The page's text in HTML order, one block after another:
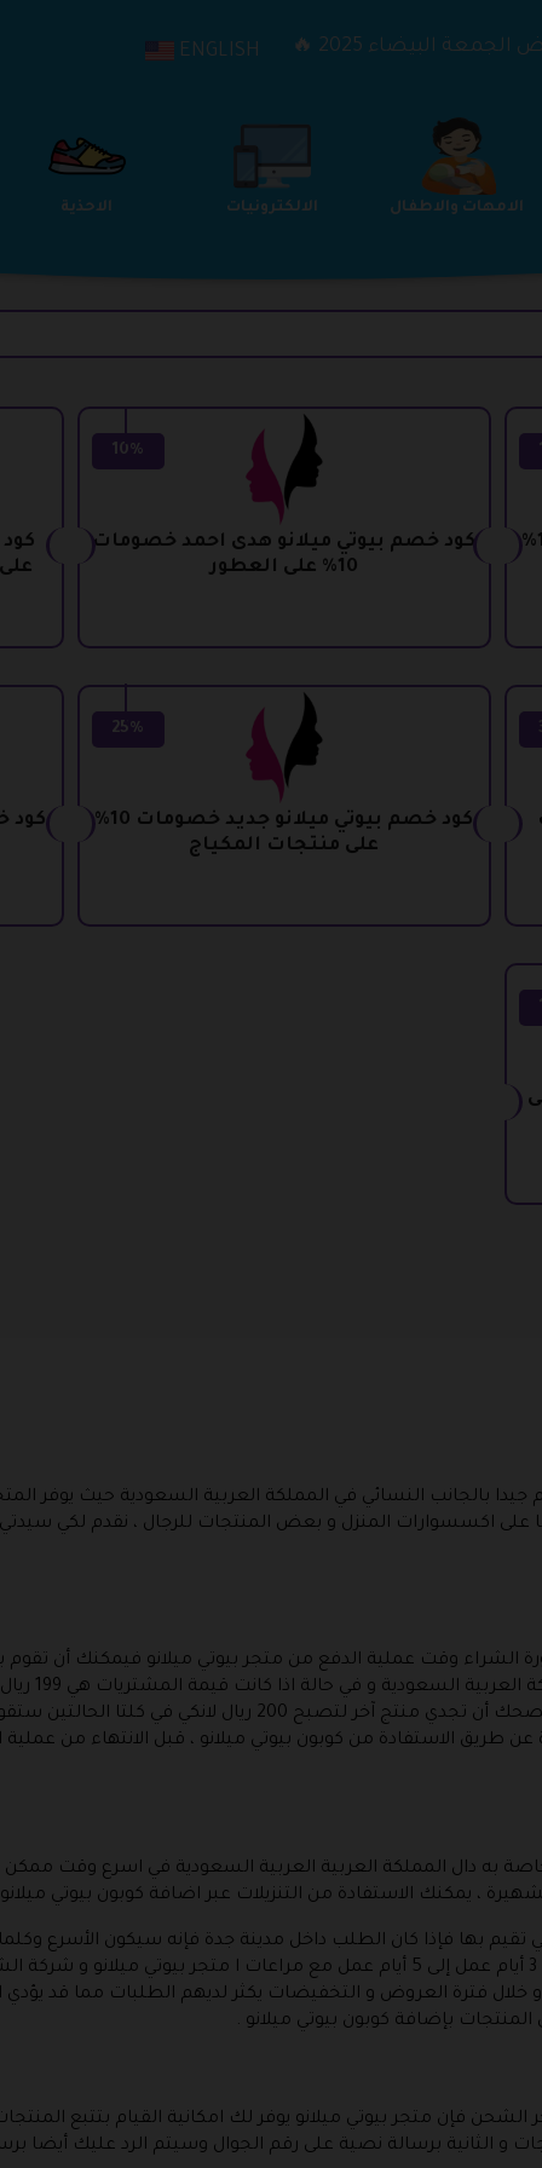
البيضاء 2025 🔥 ENGLISH
الالكترونيات الامهات والاطفال الترفيه
كود خصم بيوتي ميلانو ملكه خصومات 10%
10%
كود خصم بيوتي ميلانو هدى احمد خصومات
10% على العطور
25%
كود خصم بيوتي ميلانو جديد خصومات 10%
على منتجات المكياج
على
جيدا بالجانب النسائي في المملكة العربية السعودية حيث يوفر
على اكسسوارات المنزل و بعض المنتجات للرجال ، نقدم لكي سيدتي
وقت عملية الدفع من متجر بيوتي ميلانو فيمكنك أن تقوم
المجاني ،
الاستفادة من كوبون بيوتي ميلانو ، قبل الانتهاء من عملية
به دال المملكة العربية العربية السعودية في اسرع وقت
، يمكنك الاستفادة من التنزيلات عبر اضافة كوبون بيوتي
بها فإذا كان الطلب داخل مدينة جدة فإنه سيكون الأسرع
اما عن متوسط مدة الشحن فهي تتطلب م 3 أيام عمل إلى 5 أيام عمل مع مراعات
و خلال فترة العروض و التخفيضات يكثر لديهم الطلبات مما قد
بإضافة كوبون بيوتي ميلانو .
فإن متجر بيوتي ميلانو يوفر لك امكانية القيام بتتبع
و الثانية برسالة نصية على رقم الجوال وسيتم الرد عليك أيضا